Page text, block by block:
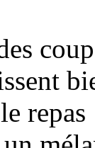
repas